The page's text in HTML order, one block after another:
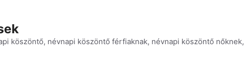
köszöntő, névnapi köszöntő férfiaknak, névnapi köszöntő nőknek,